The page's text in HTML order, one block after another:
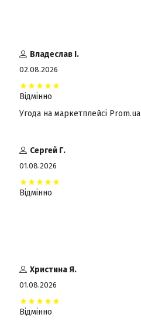
Владеслав І.
02.08.2026
Відмінно
Угода на маркетплейсі Prom.ua
Сергей Г.
01.08.2026
Відмінно
Христина Я.
01.08.2026
Відмінно